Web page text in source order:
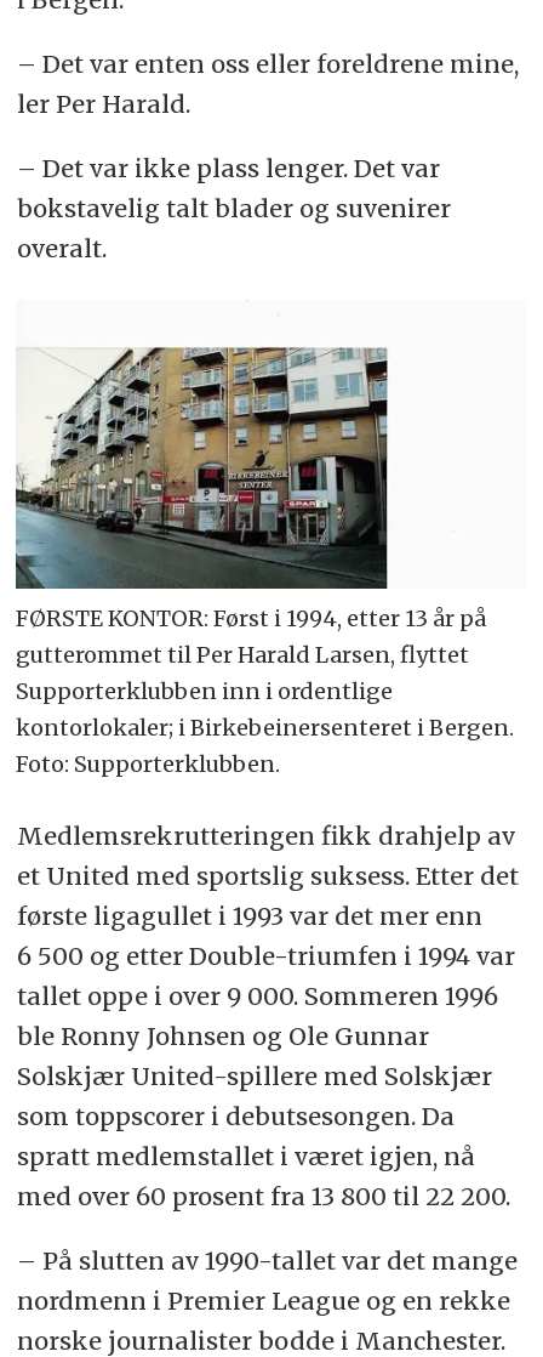
– Det var enten oss eller foreldrene mine,
ler Per Harald.
– Det var ikke plass lenger. Det var
bokstavelig talt blader og suvenirer
overalt.
FØRSTE KONTOR: Først i 1994, etter 13 år på
gutterommet til Per Harald Larsen, flyttet
Supporterklubben inn i ordentlige
kontorlokaler; i Birkebeinersenteret i Bergen.
Foto: Supporterklubben.
Medlemsrekrutteringen fikk dra­hjelp av
et United med sportslig suksess. Etter det
første liga­gullet i 1993 var det mer enn
6 500 og etter Double-triumfen i 1994 var
tallet oppe i over 9 000. Sommeren 1996
ble Ronny Johnsen og Ole Gunnar
Solskjær United-spillere med Solskjær
som toppscorer i debutsesongen. Da
spratt medlemstallet i været igjen, nå
med over 60 prosent fra 13 800 til 22 200.
– På slutten av 1990-tallet var det mange
nordmenn i Premier League og en rekke
norske journalister bodde i Manchester.